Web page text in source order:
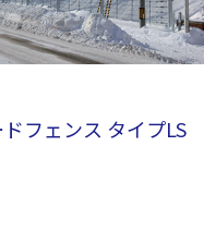
フェンス タイプLS